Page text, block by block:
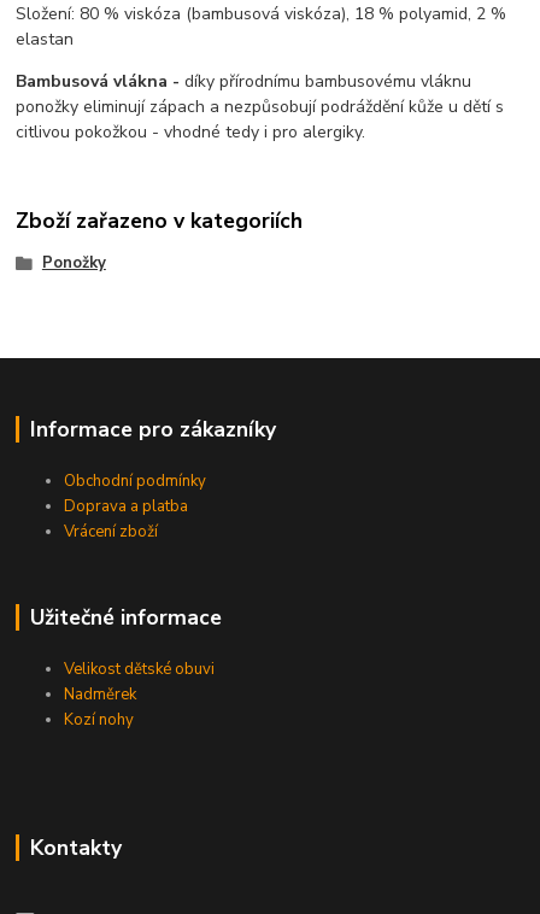
Složení: 80 % viskóza (bambusová viskóza), 18 % polyamid, 2 %
elastan
Bambusová vlákna -díky přírodnímu bambusovému vláknu
ponožky eliminují zápach a nezpůsobují podráždění kůže u dětí s
citlivou pokožkou - vhodné tedy i pro alergiky.
Zboží zařazeno v kategoriích
Ponožky
Informace pro zákazníky
Obchodní podmínky
Doprava a platba
Vrácení zboží
Užitečné informace
Velikost dětské obuvi
Nadměrek
Kozí nohy
Kontakty